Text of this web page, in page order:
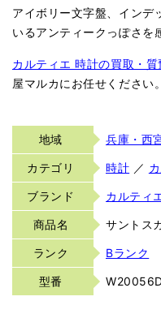
アイボリー文字盤、インデ
いるアンティークっぽさを
カルティエ 時計の買取・質
屋マルカにお任せください。
地域 兵庫・西
カテゴリ 時計 ／
ブランド カルティ
商品名 サントス
ランク Bランク
型番